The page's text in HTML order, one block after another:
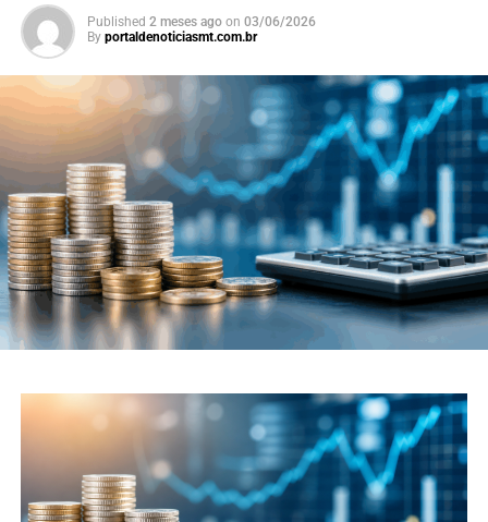
Published 2 meses ago on 03/06/2026
By portaldenoticiasmt.com.br